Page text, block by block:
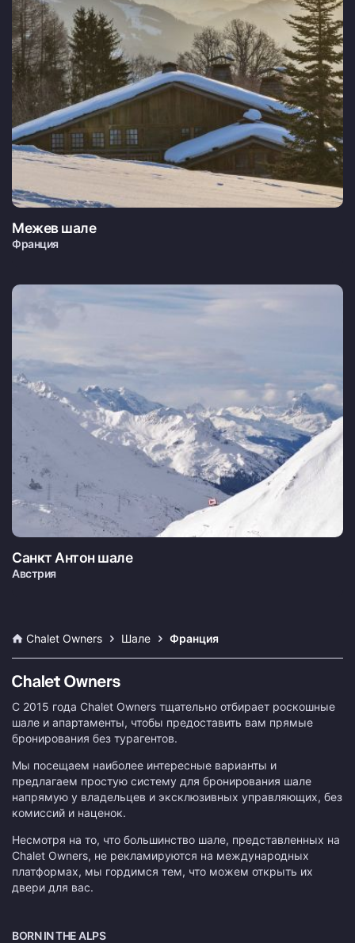
Межев шале
Франция
Санкт Антон шале
Австрия
Chalet Owners Шале Франция
С 2015 года Chalet Owners тщательно отбирает роскошные
шале и апартаменты, чтобы предоставить вам прямые
бронирования без турагентов.
Мы посещаем наиболее интересные варианты и
предлагаем простую систему для бронирования шале
напрямую у владельцев и эксклюзивных управляющих, без
комиссий и наценок.
Несмотря на то, что большинство шале, представленных на
Chalet Owners, не рекламируются на международных
платформах, мы гордимся тем, что можем открыть их
двери для вас.
BORN IN THE ALPS